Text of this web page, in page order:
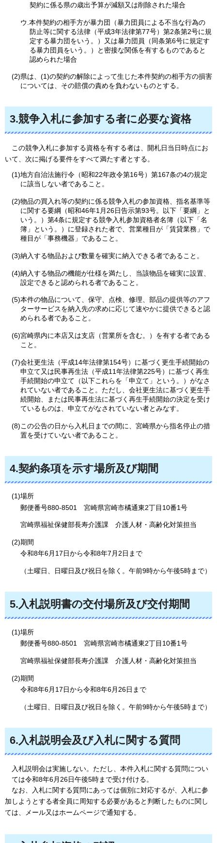
契約に係る県の歳出予算が減額又は削除された場合
ウ.本件契約の相手方が暴力団（暴力団員による不当な行為の
防止等に関する法律（平成3年法律第77号）第2条第2号に規
定する暴力団をいう。）又は暴力団員（同条第6号に規定す
る暴力団員をいう。）と密接な関係を有するものであると
認められた場合
(2)県は、(1)の契約の解除によって生じた本件契約の相手方の損害
については、その賠償の責めを負わないものとする。
3.競争入札に参加する者に必要な資格
こ の競争入札に参加する資格を有する者は、開札日当日時点にお
いて、次に掲げる要件をすべて満たす者とする。
(1)地方自治法施行令（昭和22年政令第16号）第167条の4の規定
に該当しない者であること。
(2)物品の買入れ等の契約に係る競争入札の参加資格、指名基準等
に関する要綱（昭和46年1月26日告示第93号。以下「要綱」と
いう。）第4条に規定する競争入札参加資格者名簿（以下「名
簿」という。）に登録された者で、営業種目が「賃貸業務」で
種目が「事務機器」であること。
(3)納入する物品および数量を確実に納入できる者であること。
(4)納入する物品の機能が仕様を満たし、当該物品を確実に設置、
設定できると認められる者であること。
(5)本件の物品について、保守、点検、修理、部品の提供等のアフ
ターサービスを納入先の求めに応じて速やかに提供できると認
められる者であること。
(6)宮崎県内に本店又は支店（営業所を含む。）を有する者である
こと。
(7)会社更生法（平成14年法律第154号）に基づく更生手続開始の
申立て又は民事再生法（平成11年法律第225号）に基づく再生
手続開始の申立て（以下これらを「申立て」という。）がなさ
れていない者であること。ただし、会社更生法に基づく更生手
続開始、または民事再生法に基づく再生手続開始の決定を受け
ているものは、申立てがなされていない者とみなす。
(8)この公告の日から入札日までの間に、宮崎県から指名停止の措
置を受けていない者であること。
4.契約条項を示す場所及び期間
(1)場所
郵便番号880-8501
宮崎県宮崎市橘通東2丁目10番1号
宮崎県福祉保健部長寿介護課 介護人材・高齢化対策担当
(2)期間
令和8年6月17日から令和8年7月2日まで
（土曜日、日曜日及び祝日を除く。午前9時から午後5時まで）
5.入札説明書の交付場所及び交付期間
(1)場所
郵便番号880-8501
宮崎県宮崎市橘通東2丁目10番1号
宮崎県福祉保健部長寿介護課 介護人材・高齢化対策担当
(2)期間
令和8年6月17日から令和8年6月26日まで
（土曜日、日曜日及び祝日を除く。午前9時から午後5時まで）
6.入札説明会及び入札に関する質問
入札説明会は実施しない。ただし、本件入札に関する質問につい
ては令和8年6月26日午後5時まで受け付ける。
なお、入札に関する質問にあっては個別に対応するが、入札に参
加しようとする者全員に周知する必要があると判断したものに関し
ては、メール又はホームページで通知する。